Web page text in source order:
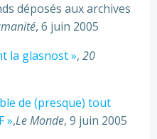
déposés aux archives
, 6 juin 2005
la glasnost », 20
de (presque) tout
»,Le Monde, 9 juin 2005